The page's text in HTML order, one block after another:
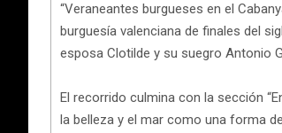
“Veraneantes burgueses en el
burguesía valenciana de finales del
esposa Clotilde y su suegro Antonio
El recorrido culmina con la sección
la belleza y el mar como una forma